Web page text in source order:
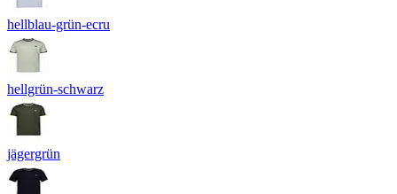
hellblau-grün-ecru
hellgrün-schwarz
jägergrün